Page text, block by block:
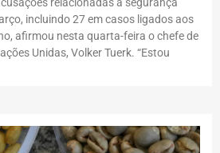
incluindo 27 em casos ligados aos
afirmou nesta quarta-feira o chefe de
Unidas, Volker Tuerk. “Estou